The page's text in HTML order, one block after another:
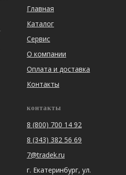
Главная
Каталог
Сервис
О компании
Оплата и доставка
Контакты
контакты
8 (800) 700 14 92
8 (343) 382 56 69
7@tradek.ru
г. Екатеринбург, ул.